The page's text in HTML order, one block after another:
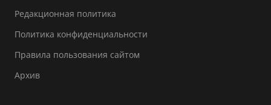
Редакционная политика
Политика конфиденциальности
Правила пользования сайтом
Архив